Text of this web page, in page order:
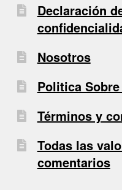
Declaración
Nosotros
Politica
Términos y
Todas las
comentarios